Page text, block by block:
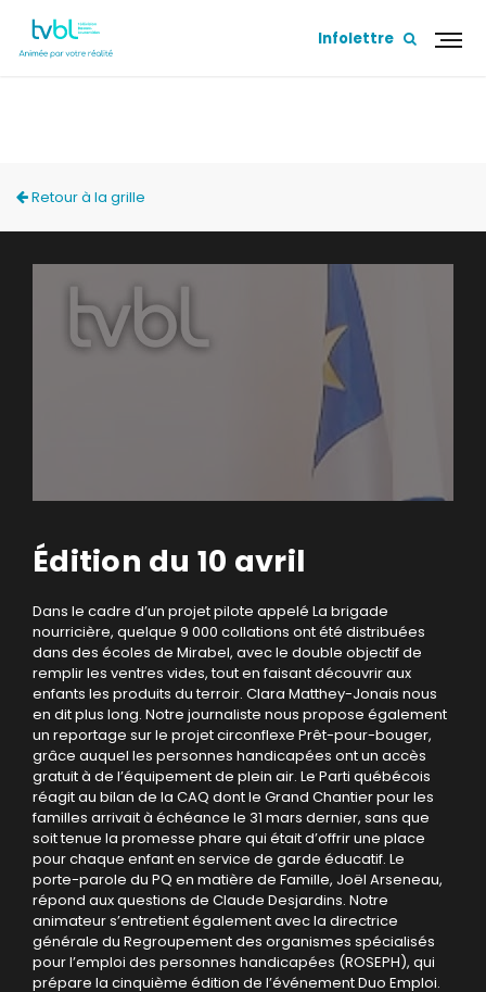
Infolettre
Retour à la grille
Édition du 10 avril
Dans le cadre d’un projet pilote appelé La brigade
nourricière, quelque 9 000 collations ont été distribuées
dans des écoles de Mirabel, avec le double objectif de
remplir les ventres vides, tout en faisant découvrir aux
enfants les produits du terroir. Clara Matthey-Jonais nous
en dit plus long. Notre journaliste nous propose également
un reportage sur le projet circonflexe Prêt-pour-bouger,
grâce auquel les personnes handicapées ont un accès
gratuit à de l’équipement de plein air. Le Parti québécois
réagit au bilan de la CAQ dont le Grand Chantier pour les
familles arrivait à échéance le 31 mars dernier, sans que
soit tenue la promesse phare qui était d’offrir une place
pour chaque enfant en service de garde éducatif. Le
porte-parole du PQ en matière de Famille, Joël Arseneau,
répond aux questions de Claude Desjardins. Notre
animateur s’entretient également avec la directrice
générale du Regroupement des organismes spécialisés
pour l’emploi des personnes handicapées (ROSEPH), qui
prépare la cinquième édition de l’événement Duo Emploi.